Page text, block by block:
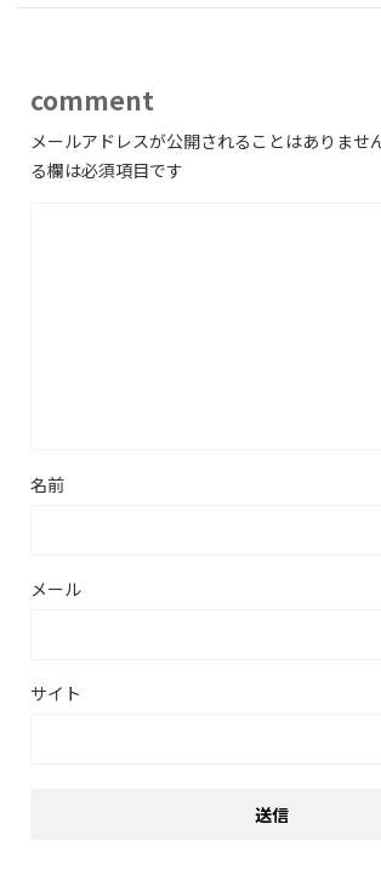
comment
メールアドレスが公開されることはありません
る欄は必須項目です
名前
メール
サイト